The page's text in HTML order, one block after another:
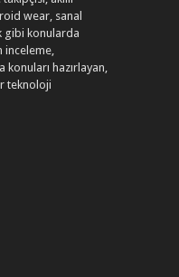
wear, sanal
gibi konularda
inceleme,
hazırlayan,
teknoloji